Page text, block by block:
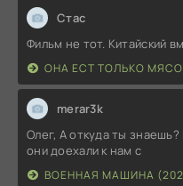
Стас
Фильм не тот. Китайский
ОНА ЕСТ ТОЛЬКО МЯСО
merar3k
Олег, А откуда ты
они доехали к нам с
ВОЕННАЯ МАШИНА